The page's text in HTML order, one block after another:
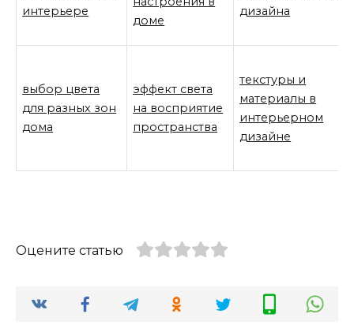
интерьере
доме
дизайна
выбор цвета
для разных зон
дома
эффект света
на восприятие
пространства
текстуры и
материалы в
интерьерном
дизайне
Оцените статью